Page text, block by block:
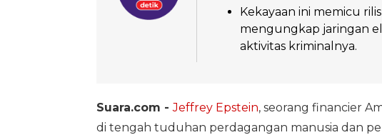
Kekayaan ini memicu
mengungkap jaringan
aktivitas kriminalnya.
Suara.com -Jeffrey Epstein, seorang financier
di tengah tuduhan perdagangan manusia dan